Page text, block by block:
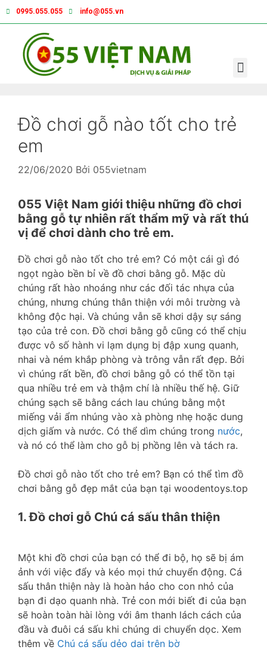
0995.055.055 info@055.vn
Đồ chơi gỗ nào tốt cho trẻ
em
22/06/2020 Bởi 055vietnam
055 Việt Nam giới thiệu những đồ chơi
bằng gỗ tự nhiên rất thẩm mỹ và rất thú
vị để chơi dành cho trẻ em.
Đồ chơi gỗ nào tốt cho trẻ em? Có một cái gì đó
ngọt ngào bền bỉ về đồ chơi bằng gỗ. Mặc dù
chúng rất hào nhoáng như các đối tác nhựa của
chúng, nhưng chúng thân thiện với môi trường và
không độc hại. Và chúng vẫn sẽ khơi dậy sự sáng
tạo của trẻ con. Đồ chơi bằng gỗ cũng có thể chịu
được vô số hành vi lạm dụng bị đập xung quanh,
nhai và ném khắp phòng và trông vẫn rất đẹp. Bởi
vì chúng rất bền, đồ chơi bằng gỗ có thể tồn tại
qua nhiều trẻ em và thậm chí là nhiều thế hệ. Giữ
chúng sạch sẽ bằng cách lau chúng bằng một
miếng vải ẩm nhúng vào xà phòng nhẹ hoặc dung
dịch giấm và nước. Có thể dìm chúng trong nước,
và nó có thể làm cho gỗ bị phồng lên và tách ra.
Đồ chơi gỗ nào tốt cho trẻ em? Bạn có thể tìm đồ
chơi bằng gỗ đẹp mắt của bạn tại woodentoys.top
1. Đồ chơi gỗ Chú cá sấu thân thiện
Một khi đồ chơi của bạn có thể đi bộ, họ sẽ bị ám
ảnh với việc đẩy và kéo mọi thứ chuyển động. Cá
sấu thân thiện này là hoàn hảo cho con nhỏ của
bạn đi dạo quanh nhà. Trẻ con mới biết đi của bạn
sẽ hoàn toàn hài lòng với âm thanh lách cách của
đầu và đuôi cá sấu khi chúng di chuyển dọc. Xem
thêm về Chú cá sấu dẻo dai trên bờ